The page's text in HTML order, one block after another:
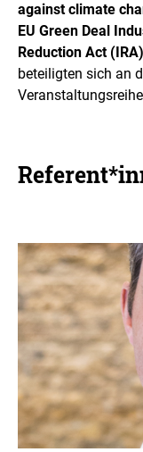
against climate
EU Green Deal
Reduction Act
beteiligten sich an